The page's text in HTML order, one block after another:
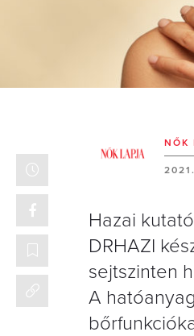
NŐK
Hazai
DRHAZI
sejtszinten
A